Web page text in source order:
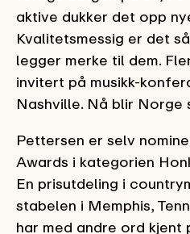
aktive dukker det opp
Kvalitetsmessig er det
legger merke til dem.
invitert på musikk-
Nashville. Nå blir Norge
Pettersen er selv
Awards i kategorien
En prisutdeling i
stabelen i Memphis,
har med andre ord kjent